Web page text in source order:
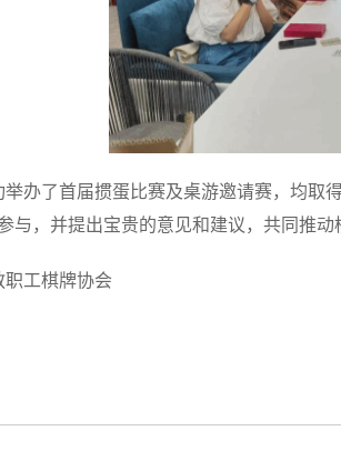
办了首届掼蛋比赛及桌游邀请赛，均
与，并提出宝贵的意见和建议，共同推动
牌协会